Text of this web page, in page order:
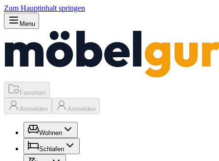
Zum Hauptinhalt springen
Menu
Favoriten
Anmelden Anmelden
Wohnen
Schlafen